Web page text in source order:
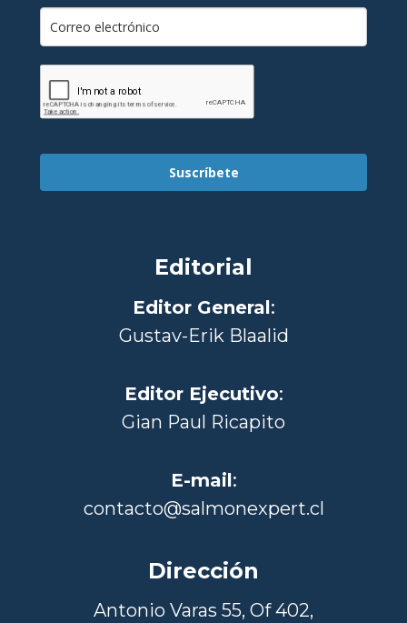
Suscríbete
Editorial
Editor General :
Gustav-Erik Blaalid
Editor Ejecutivo:
Gian Paul Ricapito
E-mail :
contacto@salmonexpert.cl
Dirección
Antonio Varas 55, Of 402,